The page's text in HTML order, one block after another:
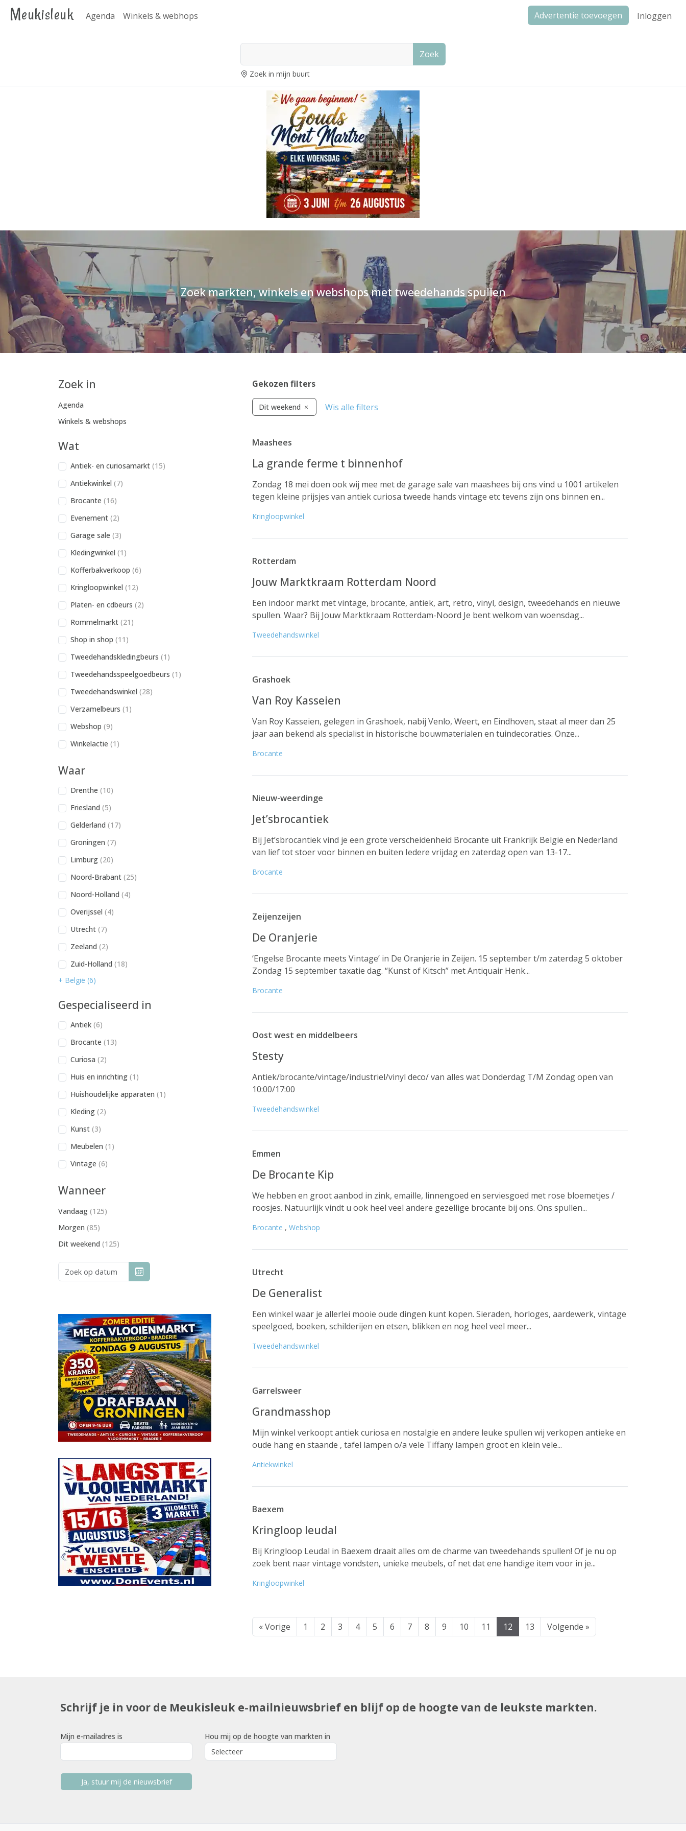
Meukisleuk Agenda Winkels & webhops Advertentie toevoegen Inloggen
Zoek
Zoek in mijn buurt
Zoek markten, winkels en webshops met tweedehands spullen
Zoek in
Agenda
Winkels & webshops
Wat
Antiek- en curiosamarkt (15)
Antiekwinkel (7)
Brocante (16)
Evenement (2)
Garage sale (3)
Kledingwinkel (1)
Kofferbakverkoop (6)
Kringloopwinkel (12)
Platen- en cdbeurs (2)
Rommelmarkt (21)
Shop in shop (11)
Tweedehandskledingbeurs (1)
Tweedehandsspeelgoedbeurs (1)
Tweedehandswinkel (28)
Verzamelbeurs (1)
Webshop (9)
Winkelactie (1)
Waar
Drenthe (10)
Friesland (5)
Gelderland (17)
Groningen (7)
Limburg (20)
Noord-Brabant (25)
Noord-Holland (4)
Overijssel (4)
Utrecht (7)
Zeeland (2)
Zuid-Holland (18)
+ België (6)
Gespecialiseerd in
Antiek (6)
Brocante (13)
Curiosa (2)
Huis en inrichting (1)
Huishoudelijke apparaten (1)
Kleding (2)
Kunst (3)
Meubelen (1)
Vintage (6)
Wanneer
Vandaag (125)
Morgen (85)
Dit weekend (125)
Gekozen filters
Dit weekend Wis alle filters
Maashees
La grande ferme t binnenhof
Zondag 18 mei doen ook wij mee met de garage sale van maashees bij ons vind u 1001 artikelen
tegen kleine prijsjes van antiek curiosa tweede hands vintage etc tevens zijn ons binnen en...
Kringloopwinkel
Rotterdam
Jouw Marktkraam Rotterdam Noord
Een indoor markt met vintage, brocante, antiek, art, retro, vinyl, design, tweedehands en nieuwe
spullen. Waar? Bij Jouw Marktkraam Rotterdam-Noord Je bent welkom van woensdag...
Tweedehandswinkel
Grashoek
Van Roy Kasseien
Van Roy Kasseien, gelegen in Grashoek, nabij Venlo, Weert, en Eindhoven, staat al meer dan 25
jaar aan bekend als specialist in historische bouwmaterialen en tuindecoraties. Onze...
Brocante
Nieuw-weerdinge
Jet’sbrocantiek
Bij Jet’sbrocantiek vind je een grote verscheidenheid Brocante uit Frankrijk België en Nederland
van lief tot stoer voor binnen en buiten Iedere vrijdag en zaterdag open van 13-17...
Brocante
Zeijenzeijen
De Oranjerie
‘Engelse Brocante meets Vintage’ in De Oranjerie in Zeijen. 15 september t/m zaterdag 5 oktober
Zondag 15 september taxatie dag. “Kunst of Kitsch” met Antiquair Henk...
Brocante
Oost west en middelbeers
Stesty
Antiek/brocante/vintage/industriel/vinyl deco/ van alles wat Donderdag T/M Zondag open van
10:00/17:00
Tweedehandswinkel
Emmen
De Brocante Kip
We hebben en groot aanbod in zink, emaille, linnengoed en serviesgoed met rose bloemetjes /
roosjes. Natuurlijk vindt u ook heel veel andere gezellige brocante bij ons. Ons spullen...
Brocante , Webshop
Utrecht
De Generalist
Een winkel waar je allerlei mooie oude dingen kunt kopen. Sieraden, horloges, aardewerk, vintage
speelgoed, boeken, schilderijen en etsen, blikken en nog heel veel meer...
Tweedehandswinkel
Garrelsweer
Grandmasshop
Mijn winkel verkoopt antiek curiosa en nostalgie en andere leuke spullen wij verkopen antieke en
oude hang en staande , tafel lampen o/a vele Tiffany lampen groot en klein vele...
Antiekwinkel
Baexem
Kringloop leudal
Bij Kringloop Leudal in Baexem draait alles om de charme van tweedehands spullen! Of je nu op
zoek bent naar vintage vondsten, unieke meubels, of net dat ene handige item voor in je...
Kringloopwinkel
« Vorige 1 2 3 4 5 6 7 8 9 10 11 12 13 Volgende »
Schrijf je in voor de Meukisleuk e-mailnieuwsbrief en blijf op de hoogte van de leukste markten.
Mijn e-mailadres is Hou mij op de hoogte van markten in
Ja, stuur mij de nieuwsbrief